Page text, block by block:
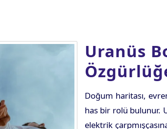
Uranüs
Doğum haritası,
has bir rolü bulunur.
elektrik